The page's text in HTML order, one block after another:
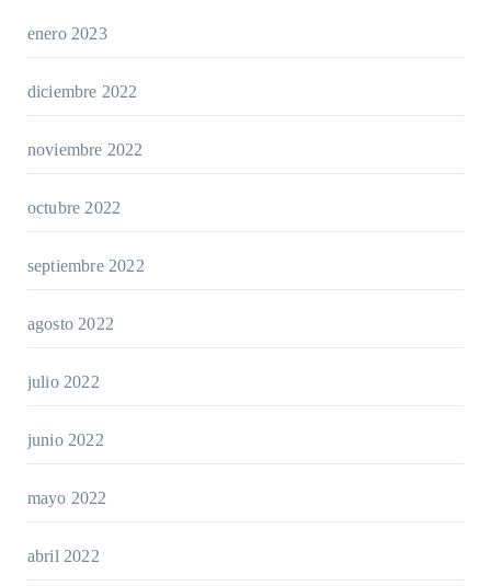
enero 2023
diciembre 2022
noviembre 2022
octubre 2022
septiembre 2022
agosto 2022
julio 2022
junio 2022
mayo 2022
abril 2022